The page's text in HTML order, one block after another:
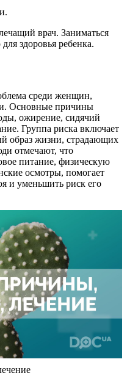
врач. Заниматься
здоровья ребенка.
среди женщин,
Основные причины
ожирение, сидячий
Группа риска включает
образ жизни, страдающих
отмечают, что
питание, физическую
осмотры, помогает
и уменьшить риск его